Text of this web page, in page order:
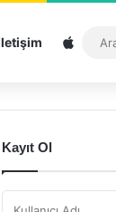
Kayıt Ol